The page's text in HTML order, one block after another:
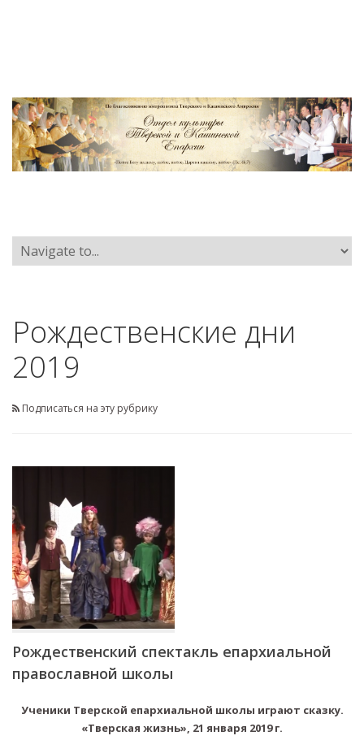
Рождественские дни
2019
Подписаться на эту рубрику
Рождественский спектакль епархиальной
православной школы
Ученики Тверской епархиальной школы играют сказку.
«Тверская жизнь», 21 января 2019 г.